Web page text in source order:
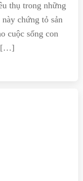
thụ trong những
chứng tỏ sản
cuộc sống con
[…]